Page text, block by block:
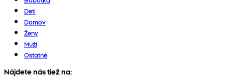
Deti
Domov
Ženy
Muži
Ostatné
Nájdete nás tiež na: